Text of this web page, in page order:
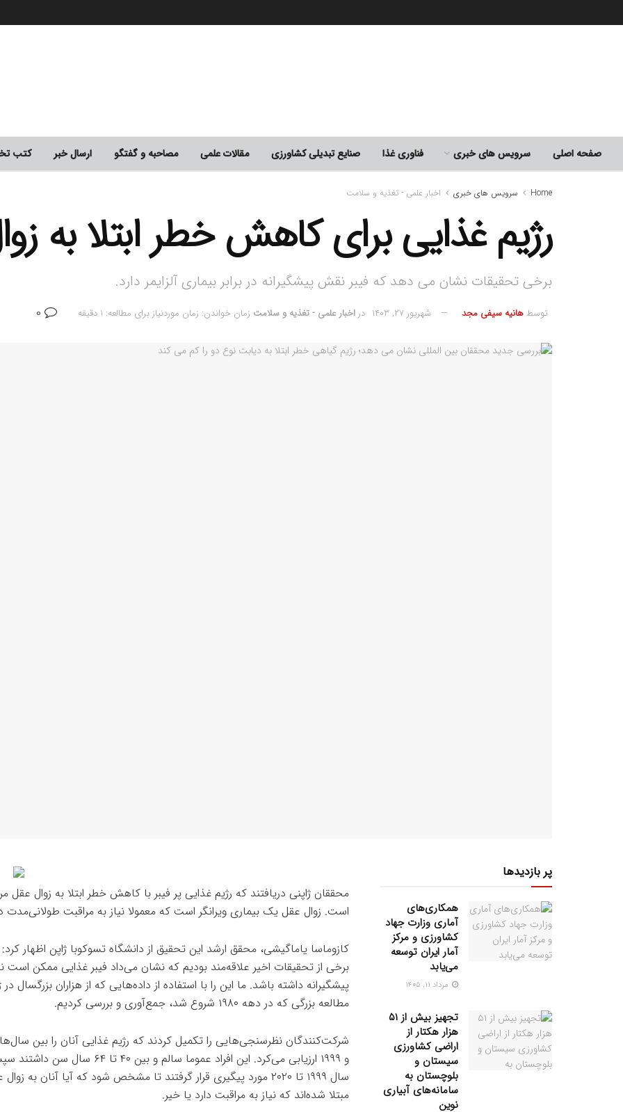
صفحه اصلی سرویس های خبری فناوری غذا صنایع تبدیلی کشاورزی مقالات علمی مصاحبه و گفتگو ارسال خبر کتب
Home سرویس های خبری اخبار علمی - تغذیه و سلامت
رژیم غذایی برای کاهش خطر ابتلا به
برخی تحقیقات نشان می دهد که فیبر نقش پیشگیرانه در برابر بیماری آلزایمر دارد.
توسط هانیه سیفی مجد شهریور ۲۷, ۱۴۰۳ دراخبار علمی - تغذیه و سلامت زمان خواندن: زمان موردنیاز برای مطالعه: 1 دقیقه
محققان ژاپنی دریافتند که رژیم غذایی پر فیبر با کاهش خطر ابتلا به زوال عقل
است. زوال عقل یک بیماری ویرانگر است که معمولا نیاز به مراقبت طولانی‌مدت
کازوماسا یاماگیشی، محقق ارشد این تحقیق از دانشگاه تسوکوبا ژاپن اظهار
برخی از تحقیقات اخیر علاقه‌مند بودیم که نشان می‌داد فیبر غذایی ممکن
پیشگیرانه داشته باشد. ما این را با استفاده از داده‌هایی که از هزاران بزرگسال در
مطالعه بزرگی که در دهه ۱۹۸۰ شروع شد، جمع‌آوری و بررسی کردیم.
و ۱۹۹۹ ارزیابی می‌کرد. این افراد عموما سالم و بین ۴۰ تا ۶۴ سال
سال ۱۹۹۹ تا ۲۰۲۰ مورد پیگیری قرار گرفتند تا مشخص شود که آیا آنان به
مبتلا شده‌اند که نیاز به مراقبت دارد یا خیر.
پر بازدیدها
همکاری‌های
آماری وزارت جهاد
کشاورزی و مرکز
آمار ایران توسعه
می‌یابد
مرداد ۱۱, ۱۴۰۵
تجهیز بیش از ۵۱
هزار هکتار از
اراضی کشاورزی
سیستان و
بلوچستان به
سامانه‌های آبیاری
نوین